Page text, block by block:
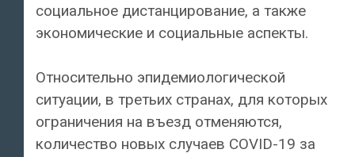
социальное дистанцирование, а также
экономические и социальные аспекты.
Относительно эпидемиологической
ситуации, в третьих странах, для которых
ограничения на въезд отменяются,
количество новых случаев COVID-19 за